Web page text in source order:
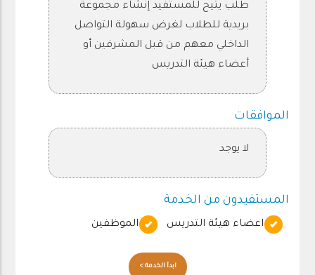
طلب يتيح للمستفيد إنشاء مجموعة
بريدية للطلاب لغرض سهولة التواصل
الداخلي معهم من قبل المشرفين أو
أعضاء هيئة التدريس
الموافقات
لا يوجد
المستفيدون من الخدمة
اعضاء هيئة التدريس الموظفين
ابدأ الخدمة >